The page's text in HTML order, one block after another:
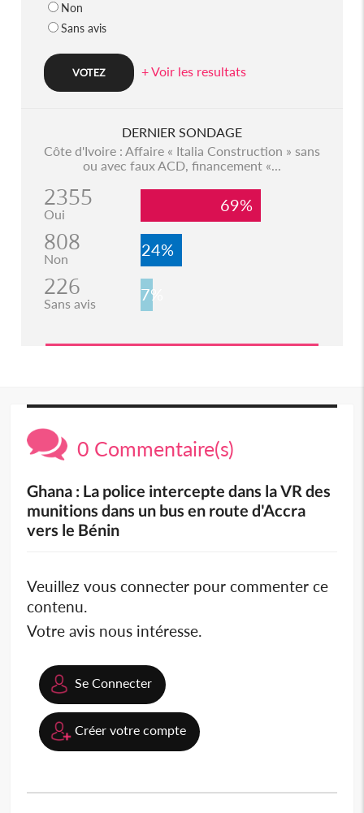
Non
Sans avis
+ Voir les resultats
DERNIER SONDAGE
Côte d'Ivoire : Affaire « Italia Construction » sans
ou avec faux ACD, financement «...
2355
Oui 69%
808
Non 24%
226
Sans avis 7%
0 Commentaire(s)
Ghana : La police intercepte dans la VR des
munitions dans un bus en route d'Accra
vers le Bénin
Veuillez vous connecter pour commenter ce
contenu.
Votre avis nous intéresse.
Se Connecter
Créer votre compte